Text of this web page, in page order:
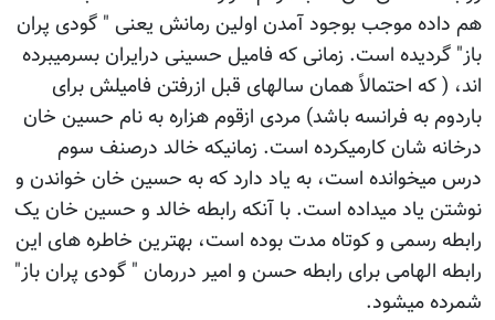
هم داده موجب بوجود آمدن اولین رمانش یعنی " گودی پران
باز" گردیده است. زمانی که فامیل حسینی درایران بسرمیبرده
اند، ( که احتمالاً همان سالهای قبل ازرفتن فامیلش برای
باردوم به فرانسه باشد) مردی ازقوم هزاره به نام حسین خان
درخانه شان کارمیکرده است. زمانیکه خالد درصنف سوم
درس میخوانده است، به یاد دارد که به حسین خان خواندن و
نوشتن یاد میداده است. با آنکه رابطه خالد و حسین خان یک
رابطه رسمی و کوتاه مدت بوده است، بهترین خاطره های این
رابطه الهامی برای رابطه حسن و امیر دررمان " گودی پران باز"
شمرده میشود.